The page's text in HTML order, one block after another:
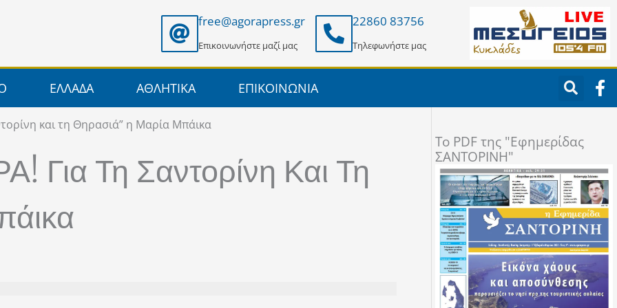
free@agorapress.gr
Επικοινωνήστε μαζί μας
22860 83756
Τηλεφωνήστε μας
ΕΛΛΑΔΑ ΑΘΛΗΤΙΚΑ ΕΠΙΚΟΙΝΩΝΙΑ F
a
c
o
k
-
f
και τη Θηρασιά” η Μαρία Mπάικα
Για Τη Σαντορίνη Και Τη
To PDF της "Εφημερίδας
ΣΑΝΤΟΡΙΝΗ"